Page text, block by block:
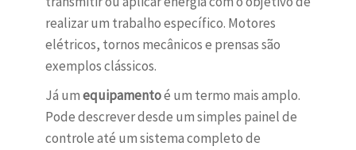
realizar um trabalho específico. Motores
elétricos, tornos mecânicos e prensas são
exemplos clássicos.
Já umequipamentoé um termo mais amplo.
Pode descrever desde um simples painel de
controle até um sistema completo de